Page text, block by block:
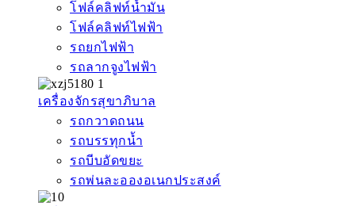
โฟล์คลิฟท์น้ำมัน
โฟล์คลิฟท์ไฟฟ้า
รถยกไฟฟ้า
รถลากจูงไฟฟ้า
เครื่องจักรสุขาภิบาล
รถกวาดถนน
รถบรรทุกน้ำ
รถบีบอัดขยะ
รถพ่นละอองอเนกประสงค์